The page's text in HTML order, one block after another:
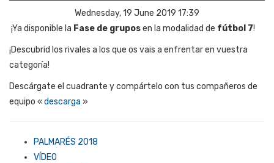
Wednesday, 19 June 2019 17:39
¡Ya disponible la Fase de gruposen la modalidad de fútbol 7!
¡Descubrid los rivales a los que os vais a enfrentar en vuestra
categoría!
Descárgate el cuadrante y compártelo con tus compañeros de
equipo «descarga »
PALMARÉS 2018
VÍDEO